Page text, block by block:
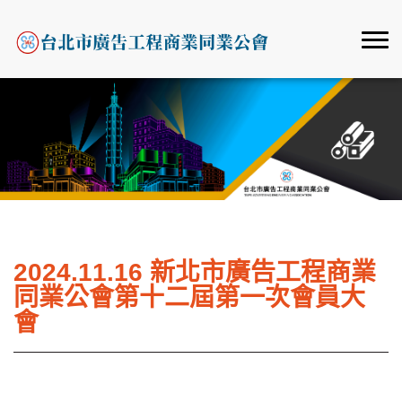
2024.11.16 新北市廣告工程商業
同業公會第十二屆第一次會員大
會